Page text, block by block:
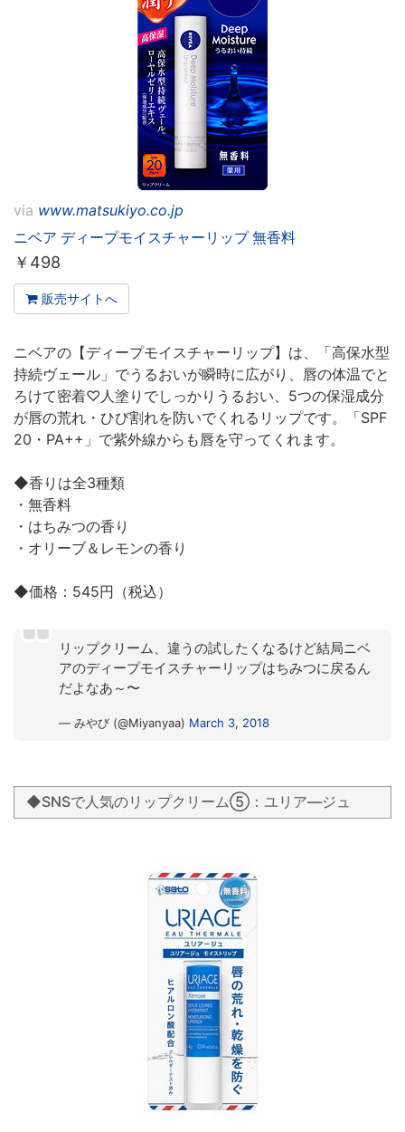
via www.matsukiyo.co.jp
ニベア ディープモイスチャーリップ 無香料
￥ 498
販売サイトへ
ニベアの【ディープモイスチャーリップ】は、「高保水型
持続ヴェール」でうるおいが瞬時に広がり、唇の体温でと
ろけて密着♡人塗りでしっかりうるおい、5つの保湿成分
が唇の荒れ・ひび割れを防いでくれるリップです。「SPF
20・PA++」で紫外線からも唇を守ってくれます。
◆香りは全3種類
・無香料
・はちみつの香り
・オリーブ＆レモンの香り
◆価格：545円（税込）
リップクリーム、違うの試したくなるけど結局ニベ
アのディープモイスチャーリップはちみつに戻るん
だよなあ～〜
— みやび (@Miyanyaa) March 3, 2018
◆SNSで人気のリップクリーム⑤：ユリア―ジュ